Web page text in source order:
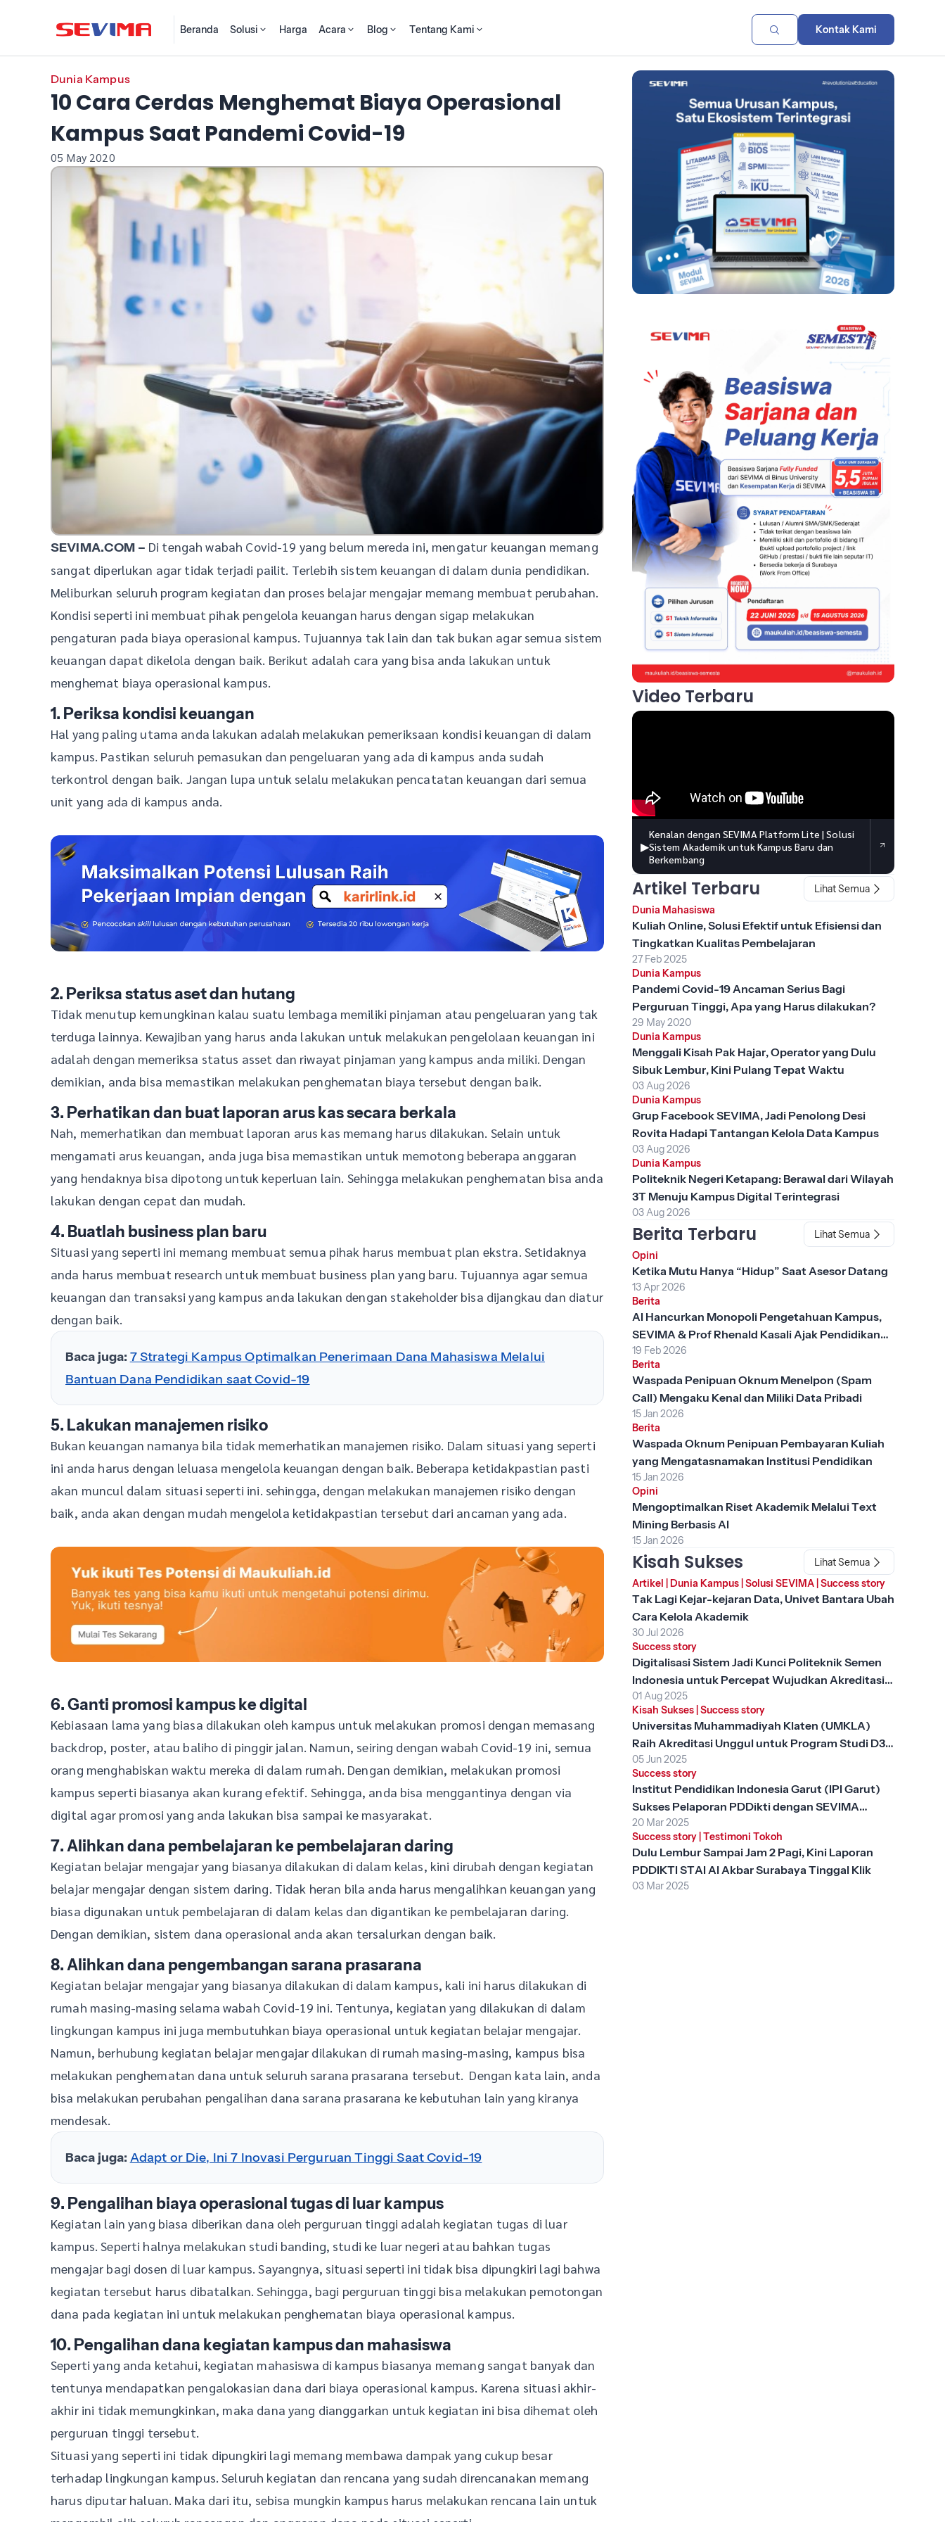
Beranda Solusi Harga Acara Blog Tentang Kami Kontak Kami
Dunia Kampus
10 Cara Cerdas Menghemat Biaya Operasional
Kampus Saat Pandemi Covid-19
05 May 2020
SEVIMA.COM – Di tengah wabah Covid-19 yang belum mereda ini, mengatur keuangan memang
sangat diperlukan agar tidak terjadi pailit. Terlebih sistem keuangan di dalam dunia pendidikan.
Meliburkan seluruh program kegiatan dan proses belajar mengajar memang membuat perubahan.
Kondisi seperti ini membuat pihak pengelola keuangan harus dengan sigap melakukan
pengaturan pada biaya operasional kampus. Tujuannya tak lain dan tak bukan agar semua sistem
keuangan dapat dikelola dengan baik. Berikut adalah cara yang bisa anda lakukan untuk
menghemat biaya operasional kampus.
1. Periksa kondisi keuangan
Hal yang paling utama anda lakukan adalah melakukan pemeriksaan kondisi keuangan di dalam
kampus. Pastikan seluruh pemasukan dan pengeluaran yang ada di kampus anda sudah
terkontrol dengan baik. Jangan lupa untuk selalu melakukan pencatatan keuangan dari semua
unit yang ada di kampus anda.
2. Periksa status aset dan hutang
Tidak menutup kemungkinan kalau suatu lembaga memiliki pinjaman atau pengeluaran yang tak
terduga lainnya. Kewajiban yang harus anda lakukan untuk melakukan pengelolaan keuangan ini
adalah dengan memeriksa status asset dan riwayat pinjaman yang kampus anda miliki. Dengan
demikian, anda bisa memastikan melakukan penghematan biaya tersebut dengan baik.
3. Perhatikan dan buat laporan arus kas secara berkala
Nah, memerhatikan dan membuat laporan arus kas memang harus dilakukan. Selain untuk
mengamati arus keuangan, anda juga bisa memastikan untuk memotong beberapa anggaran
yang hendaknya bisa dipotong untuk keperluan lain. Sehingga melakukan penghematan bisa anda
lakukan dengan cepat dan mudah.
4. Buatlah business plan baru
Situasi yang seperti ini memang membuat semua pihak harus membuat plan ekstra. Setidaknya
anda harus membuat research untuk membuat business plan yang baru. Tujuannya agar semua
keuangan dan transaksi yang kampus anda lakukan dengan stakeholder bisa dijangkau dan diatur
dengan baik.
Baca juga: 7 Strategi Kampus Optimalkan Penerimaan Dana Mahasiswa Melalui
Bantuan Dana Pendidikan saat Covid-19
5. Lakukan manajemen risiko
Bukan keuangan namanya bila tidak memerhatikan manajemen risiko. Dalam situasi yang seperti
ini anda harus dengan leluasa mengelola keuangan dengan baik. Beberapa ketidakpastian pasti
akan muncul dalam situasi seperti ini. sehingga, dengan melakukan manajemen risiko dengan
baik, anda akan dengan mudah mengelola ketidakpastian tersebut dari ancaman yang ada.
6. Ganti promosi kampus ke digital
Kebiasaan lama yang biasa dilakukan oleh kampus untuk melakukan promosi dengan memasang
backdrop, poster, atau baliho di pinggir jalan. Namun, seiring dengan wabah Covid-19 ini, semua
orang menghabiskan waktu mereka di dalam rumah. Dengan demikian, melakukan promosi
kampus seperti biasanya akan kurang efektif. Sehingga, anda bisa menggantinya dengan via
digital agar promosi yang anda lakukan bisa sampai ke masyarakat.
7. Alihkan dana pembelajaran ke pembelajaran daring
Kegiatan belajar mengajar yang biasanya dilakukan di dalam kelas, kini dirubah dengan kegiatan
belajar mengajar dengan sistem daring. Tidak heran bila anda harus mengalihkan keuangan yang
biasa digunakan untuk pembelajaran di dalam kelas dan digantikan ke pembelajaran daring.
Dengan demikian, sistem dana operasional anda akan tersalurkan dengan baik.
8. Alihkan dana pengembangan sarana prasarana
Kegiatan belajar mengajar yang biasanya dilakukan di dalam kampus, kali ini harus dilakukan di
rumah masing-masing selama wabah Covid-19 ini. Tentunya, kegiatan yang dilakukan di dalam
lingkungan kampus ini juga membutuhkan biaya operasional untuk kegiatan belajar mengajar.
Namun, berhubung kegiatan belajar mengajar dilakukan di rumah masing-masing, kampus bisa
melakukan penghematan dana untuk seluruh sarana prasarana tersebut. Dengan kata lain, anda
bisa melakukan perubahan pengalihan dana sarana prasarana ke kebutuhan lain yang kiranya
mendesak.
Baca juga: Adapt or Die, Ini 7 Inovasi Perguruan Tinggi Saat Covid-19
9. Pengalihan biaya operasional tugas di luar kampus
Kegiatan lain yang biasa diberikan dana oleh perguruan tinggi adalah kegiatan tugas di luar
kampus. Seperti halnya melakukan studi banding, studi ke luar negeri atau bahkan tugas
mengajar bagi dosen di luar kampus. Sayangnya, situasi seperti ini tidak bisa dipungkiri lagi bahwa
kegiatan tersebut harus dibatalkan. Sehingga, bagi perguruan tinggi bisa melakukan pemotongan
dana pada kegiatan ini untuk melakukan penghematan biaya operasional kampus.
10. Pengalihan dana kegiatan kampus dan mahasiswa
Seperti yang anda ketahui, kegiatan mahasiswa di kampus biasanya memang sangat banyak dan
tentunya mendapatkan pengalokasian dana dari biaya operasional kampus. Karena situasi akhir-
akhir ini tidak memungkinkan, maka dana yang dianggarkan untuk kegiatan ini bisa dihemat oleh
perguruan tinggi tersebut.
Situasi yang seperti ini tidak dipungkiri lagi memang membawa dampak yang cukup besar
terhadap lingkungan kampus. Seluruh kegiatan dan rencana yang sudah direncanakan memang
harus diputar haluan. Maka dari itu, sebisa mungkin kampus harus melakukan rencana lain untuk
Video Terbaru
▶
Kenalan dengan SEVIMA Platform Lite | Solusi
Sistem Akademik untuk Kampus Baru dan
Berkembang
Artikel Terbaru
Lihat Semua
Dunia Mahasiswa
Kuliah Online, Solusi Efektif untuk Efisiensi dan
Tingkatkan Kualitas Pembelajaran
27 Feb 2025
Dunia Kampus
Pandemi Covid-19 Ancaman Serius Bagi
Perguruan Tinggi, Apa yang Harus dilakukan?
29 May 2020
Dunia Kampus
Menggali Kisah Pak Hajar, Operator yang Dulu
Sibuk Lembur, Kini Pulang Tepat Waktu
03 Aug 2026
Dunia Kampus
Grup Facebook SEVIMA, Jadi Penolong Desi
Rovita Hadapi Tantangan Kelola Data Kampus
03 Aug 2026
Dunia Kampus
Politeknik Negeri Ketapang: Berawal dari Wilayah
3T Menuju Kampus Digital Terintegrasi
03 Aug 2026
Berita Terbaru
Lihat Semua
Opini
Ketika Mutu Hanya “Hidup” Saat Asesor Datang
13 Apr 2026
Berita
AI Hancurkan Monopoli Pengetahuan Kampus,
SEVIMA & Prof Rhenald Kasali Ajak Pendidikan
Tinggi Berubah
19 Feb 2026
Berita
Waspada Penipuan Oknum Menelpon (Spam
Call) Mengaku Kenal dan Miliki Data Pribadi
15 Jan 2026
Berita
Waspada Oknum Penipuan Pembayaran Kuliah
yang Mengatasnamakan Institusi Pendidikan
15 Jan 2026
Opini
Mengoptimalkan Riset Akademik Melalui Text
Mining Berbasis AI
15 Jan 2026
Kisah Sukses
Lihat Semua
Artikel Dunia Kampus| Solusi SEVIMA| Success story
Tak Lagi Kejar-kejaran Data, Univet Bantara Ubah
Cara Kelola Akademik
30 Jul 2026
Success story
Digitalisasi Sistem Jadi Kunci Politeknik Semen
Indonesia untuk Percepat Wujudkan Akreditasi
Unggul
01 Aug 2025
Kisah Sukses| Success story
Universitas Muhammadiyah Klaten (UMKLA)
Raih Akreditasi Unggul untuk Program Studi D3
Keperawatan dengan SEVIMA Platform
05 Jun 2025
Success story
Institut Pendidikan Indonesia Garut (IPI Garut)
Sukses Pelaporan PDDikti dengan SEVIMA
Platform
20 Mar 2025
Success story| Testimoni Tokoh
Dulu Lembur Sampai Jam 2 Pagi, Kini Laporan
PDDIKTI STAI Al Akbar Surabaya Tinggal Klik
03 Mar 2025